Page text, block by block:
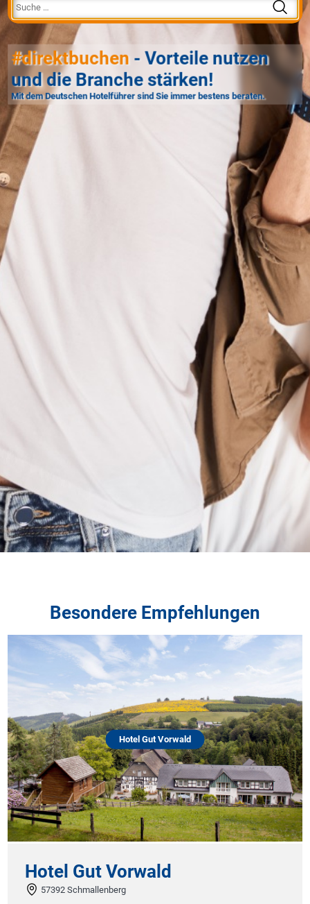
#direktbuchen - Vorteile nutzen
und die Branche stärken!
Mit dem Deutschen Hotelführer sind Sie immer bestens beraten.
Besondere Empfehlungen
Hotel Gut Vorwald
Gut Vorwald
57392 Schmallenberg